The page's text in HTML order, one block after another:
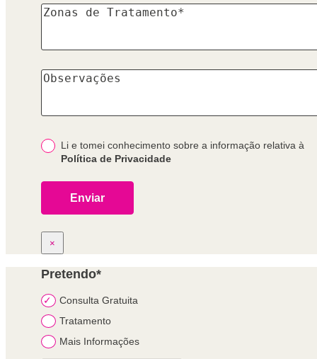
Li e tomei conhecimento sobre a informação relativa à
Política de Privacidade
×
Pretendo*
Consulta Gratuita
Tratamento
Mais Informações